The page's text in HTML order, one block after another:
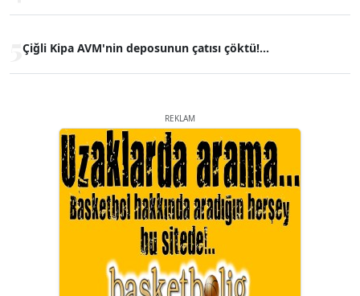
Çiğli Kipa AVM'nin deposunun çatısı çöktü!...
REKLAM